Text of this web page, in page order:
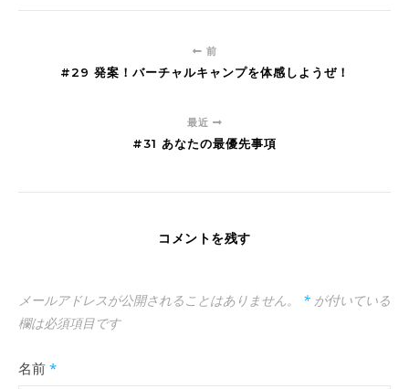
前
#29 発案！バーチャルキャンプを体感しようぜ！
最近
#31 あなたの最優先事項
コメントを残す
メールアドレスが公開されることはありません。 * が付いている
欄は必須項目です
名前 *